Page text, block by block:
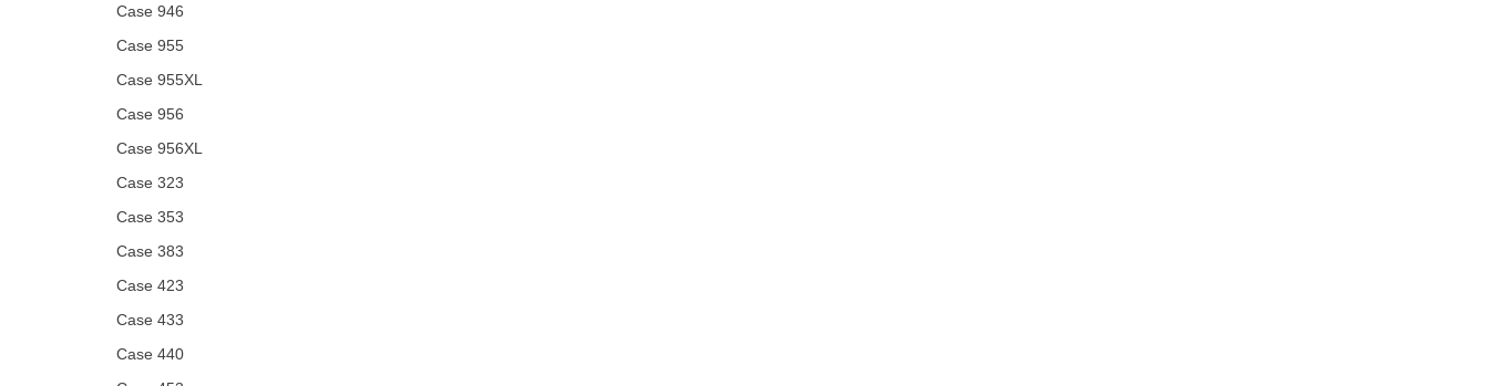
Case 946
Case 955
Case 955XL
Case 956
Case 956XL
Case 323
Case 353
Case 383
Case 423
Case 433
Case 440